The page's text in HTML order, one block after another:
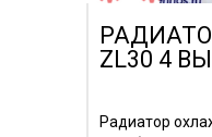
ZL30 4
Радиатор